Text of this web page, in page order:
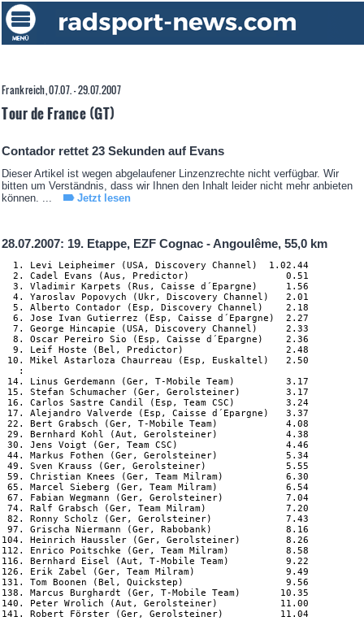
Frankreich, 07.07. - 29.07.2007
Tour de France (GT)
Contador rettet 23 Sekunden auf Evans
Dieser Artikel ist wegen abgelaufener Linzenzrechte nicht verfügbar. Wir
bitten um Verständnis, dass wir Ihnen den Inhalt leider nicht mehr anbieten
können. ...
Jetzt lesen
28.07.2007: 19. Etappe, EZF Cognac - Angoulême, 55,0 km
  1. Levi Leipheimer (USA, Discovery Channel)  1.02.44
  2. Cadel Evans (Aus, Predictor)                 0.51
  3. Vladimir Karpets (Rus, Caisse d´Epargne)     1.56
  4. Yaroslav Popovych (Ukr, Discovery Channel)   2.01
  5. Alberto Contador (Esp, Discovery Channel)    2.18
  6. Jose Ivan Gutierrez (Esp, Caisse d´Epargne)  2.27
  7. George Hincapie (USA, Discovery Channel)     2.33
  8. Oscar Pereiro Sio (Esp, Caisse d´Epargne)    2.36
  9. Leif Hoste (Bel, Predictor)                  2.48
10. Mikel Astarloza Chaurreau (Esp, Euskaltel)   2.50
   :
14. Linus Gerdemann (Ger, T-Mobile Team)         3.17
15. Stefan Schumacher (Ger, Gerolsteiner)        3.17
16. Carlos Sastre Candil (Esp, Team CSC)         3.24
17. Alejandro Valverde (Esp, Caisse d´Epargne)   3.37
22. Bert Grabsch (Ger, T-Mobile Team)            4.08
29. Bernhard Kohl (Aut, Gerolsteiner)            4.38
30. Jens Voigt (Ger, Team CSC)                   4.46
44. Markus Fothen (Ger, Gerolsteiner)            5.34
49. Sven Krauss (Ger, Gerolsteiner)              5.55
59. Christian Knees (Ger, Team Milram)           6.30
65. Marcel Sieberg (Ger, Team Milram)            6.54
67. Fabian Wegmann (Ger, Gerolsteiner)           7.04
74. Ralf Grabsch (Ger, Team Milram)              7.20
82. Ronny Scholz (Ger, Gerolsteiner)             7.43
97. Grischa Niermann (Ger, Rabobank)             8.16
104. Heinrich Haussler (Ger, Gerolsteiner)        8.26
112. Enrico Poitschke (Ger, Team Milram)          8.58
116. Bernhard Eisel (Aut, T-Mobile Team)          9.22
126. Erik Zabel (Ger, Team Milram)                9.49
131. Tom Boonen (Bel, Quickstep)                  9.56
138. Marcus Burghardt (Ger, T-Mobile Team)       10.35
140. Peter Wrolich (Aut, Gerolsteiner)           11.00
141. Robert Förster (Ger, Gerolsteiner)          11.04